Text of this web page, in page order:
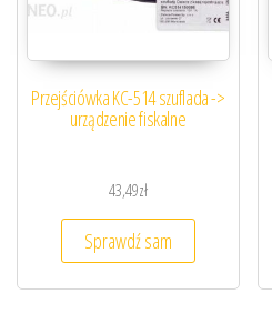
Przejściówka KC-514 szuflada ->
urządzenie fiskalne
43,49zł
Sprawdź sam